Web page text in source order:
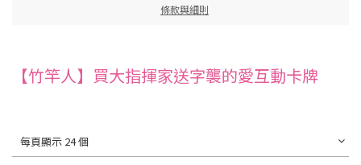
條款與細則
【竹竿人】買大指揮家送字襲的愛互動卡牌
每頁顯示 24 個